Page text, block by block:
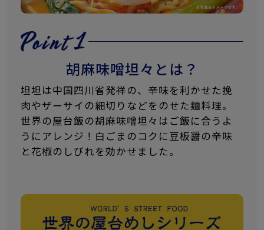
胡麻味噌坦々とは？
坦坦は中国四川省発祥の、辛味を利かせた挽
肉やザーサイの細切りなどをのせた麺料理。
世界の屋台飯の胡麻味噌坦々はご飯に合うよ
うにアレンジ！白ごまのコクに豆板醤の辛味
と花椒のしびれを効かせました。